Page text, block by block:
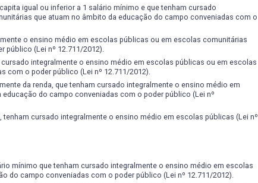
igual ou inferior a 1 salário mínimo e que tenham cursado
que atuam no âmbito da educação do campo conveniadas com o
o ensino médio em escolas públicas ou em escolas comunitárias
público (Lei nº 12.711/2012).
integralmente o ensino médio em escolas públicas ou em escolas
com o poder público (Lei nº 12.711/2012).
da renda, que tenham cursado integralmente o ensino médio em
do campo conveniadas com o poder público (Lei nº
cursado integralmente o ensino médio em escolas públicas (Lei nº
mínimo que tenham cursado integralmente o ensino médio em escolas
do campo conveniadas com o poder público (Lei nº 12.711/2012).